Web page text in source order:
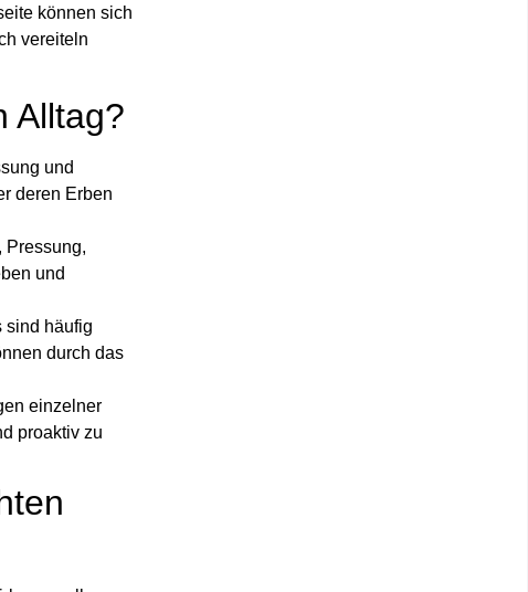
können sich
vereiteln
Alltag?
und
deren Erben
Pressung,
und
sind häufig
durch das
einzelner
proaktiv zu